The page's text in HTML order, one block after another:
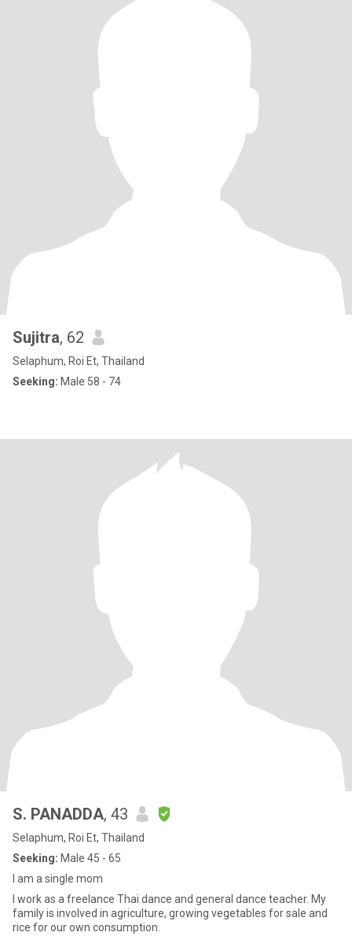
Sujitra, 62
Selaphum, Roi Et, Thailand
Seeking: Male 58 - 74
S. PANADDA, 43
Selaphum, Roi Et, Thailand
Seeking: Male 45 - 65
I am a single mom
I work as a freelance Thai dance and general dance teacher. My
family is involved in agriculture, growing vegetables for sale and
rice for our own consumption.